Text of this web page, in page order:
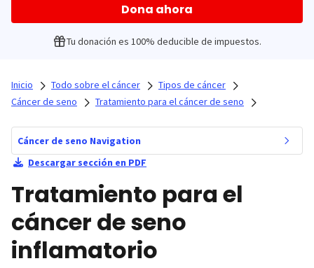
Dona ahora
Tu donación es 100% deducible de impuestos.
Inicio Todo sobre el cáncer
Tipos de cáncer
Cáncer de seno
Tratamiento para el cáncer de seno
Cáncer de seno Navigation
Descargar sección en PDF
Tratamiento para el
cáncer de seno
inflamatorio